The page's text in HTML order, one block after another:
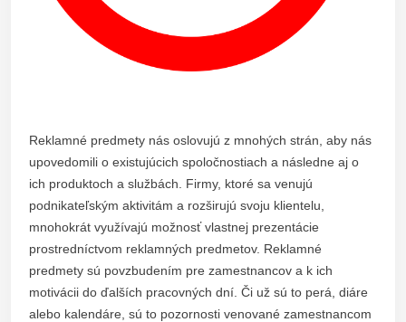
Reklamné predmety nás oslovujú z mnohých strán, aby nás
upovedomili o existujúcich spoločnostiach a následne aj o
ich produktoch a službách. Firmy, ktoré sa venujú
podnikateľským aktivitám a rozširujú svoju klientelu,
mnohokrát využívajú možnosť vlastnej prezentácie
prostredníctvom reklamných predmetov. Reklamné
predmety sú povzbudením pre zamestnancov a k ich
motivácii do ďalších pracovných dní. Či už sú to perá, diáre
alebo kalendáre, sú to pozornosti venované zamestnancom